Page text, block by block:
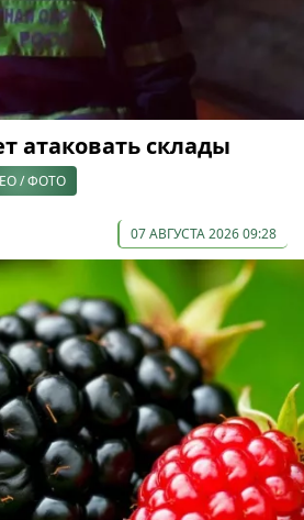
атаковать склады
/ ФОТО
07 АВГУСТА 2026 09:28